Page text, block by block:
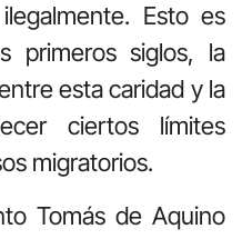
Esto es
primeros siglos, la
esta caridad y la
ciertos límites
migratorios.
Tomás de Aquino